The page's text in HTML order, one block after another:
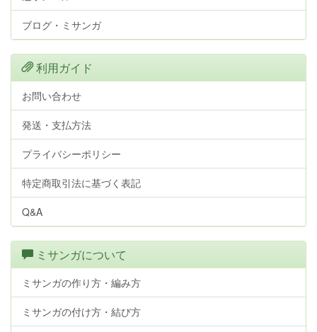
ブログ・ミサンガ
利用ガイド
お問い合わせ
発送・支払方法
プライバシーポリシー
特定商取引法に基づく表記
Q&A
ミサンガについて
ミサンガの作り方・編み方
ミサンガの付け方・結び方